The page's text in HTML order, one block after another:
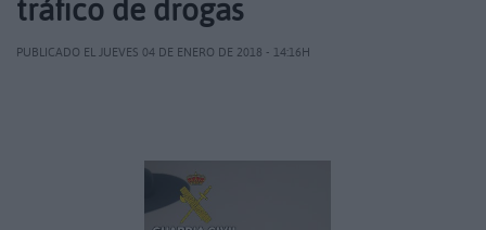
tráfico de drogas
PUBLICADO EL JUEVES 04 DE ENERO DE 2018 - 14:16H